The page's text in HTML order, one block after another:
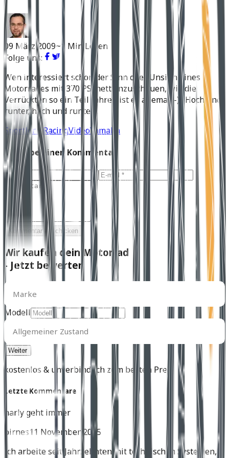
09 März 2009~1 Min Lesen
Folge uns:
Wen interessiert schon der Sinn oder Unsinn eines
Motorrades mit 370 PS, nett anzuschauen, wie die
Verrückten so ein Teil fahren ist es allemal ;-) . Hoch und
runter, hoch und runter…
Sportler / RacingVideoYamaha
Schreibe einen Kommentar
Kommentar abschicken
Wir kaufen dein Motorrad
- Jetzt bewerten
Marke
Marke
Modell
Allgemeiner
Zustand
Allgemeiner Zustand
kostenlos & unverbindlich zum besten Preis
Letzte Kommentare
harly geht immer
birnes11 November 2025
Ich arbeite seit Jahrzehnten mit technischen Systemen,